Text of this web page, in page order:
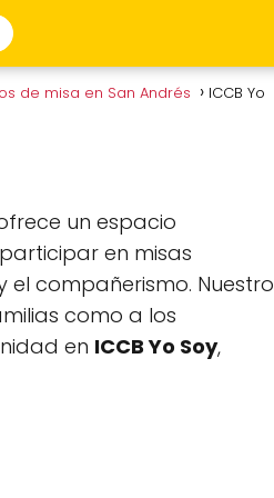
de misa en San Andrés ICCB Yo
un espacio
en misas
compañerismo. Nuestro
como a los
en ICCB Yo Soy,